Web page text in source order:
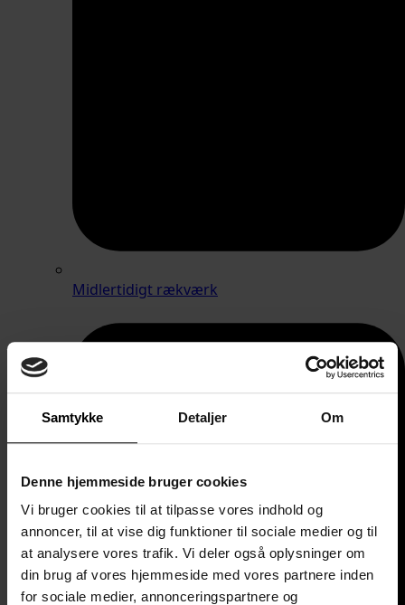
Samtykke Detaljer Om
Denne hjemmeside bruger cookies
Vi bruger cookies til at tilpasse vores indhold og
annoncer, til at vise dig funktioner til sociale medier og til
at analysere vores trafik. Vi deler også oplysninger om
din brug af vores hjemmeside med vores partnere inden
for sociale medier, annonceringspartnere og
Midlertidigt rækværk